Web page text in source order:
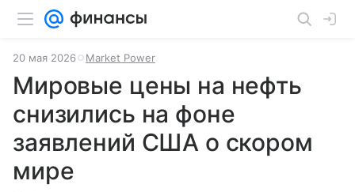
20 мая 2026 Market Power
Мировые цены на нефть
снизились на фоне
заявлений США о скором
мире